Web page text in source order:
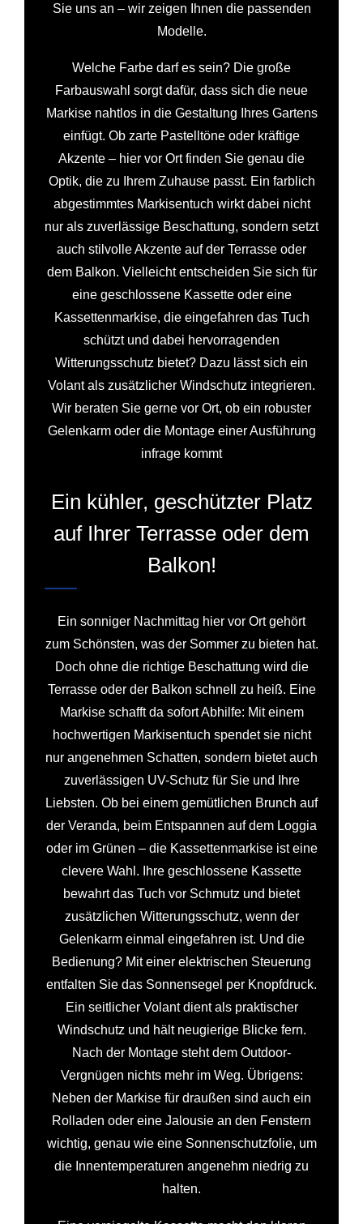
Sie uns an – wir zeigen Ihnen die passenden
Modelle.
Welche Farbe darf es sein? Die große
Farbauswahl sorgt dafür, dass sich die neue
Markise nahtlos in die Gestaltung Ihres Gartens
einfügt. Ob zarte Pastelltöne oder kräftige
Akzente – hier vor Ort finden Sie genau die
Optik, die zu Ihrem Zuhause passt. Ein farblich
abgestimmtes Markisentuch wirkt dabei nicht
nur als zuverlässige Beschattung, sondern setzt
auch stilvolle Akzente auf der Terrasse oder
dem Balkon. Vielleicht entscheiden Sie sich für
eine geschlossene Kassette oder eine
Kassettenmarkise, die eingefahren das Tuch
schützt und dabei hervorragenden
Witterungsschutz bietet? Dazu lässt sich ein
Volant als zusätzlicher Windschutz integrieren.
Wir beraten Sie gerne vor Ort, ob ein robuster
Gelenkarm oder die Montage einer Ausführung
infrage kommt
Ein kühler, geschützter Platz
auf Ihrer Terrasse oder dem
Balkon!
Ein sonniger Nachmittag hier vor Ort gehört
zum Schönsten, was der Sommer zu bieten hat.
Doch ohne die richtige Beschattung wird die
Terrasse oder der Balkon schnell zu heiß. Eine
Markise schafft da sofort Abhilfe: Mit einem
hochwertigen Markisentuch spendet sie nicht
nur angenehmen Schatten, sondern bietet auch
zuverlässigen UV-Schutz für Sie und Ihre
Liebsten. Ob bei einem gemütlichen Brunch auf
der Veranda, beim Entspannen auf dem Loggia
oder im Grünen – die Kassettenmarkise ist eine
clevere Wahl. Ihre geschlossene Kassette
bewahrt das Tuch vor Schmutz und bietet
zusätzlichen Witterungsschutz, wenn der
Gelenkarm einmal eingefahren ist. Und die
Bedienung? Mit einer elektrischen Steuerung
entfalten Sie das Sonnensegel per Knopfdruck.
Ein seitlicher Volant dient als praktischer
Windschutz und hält neugierige Blicke fern.
Nach der Montage steht dem Outdoor-
Vergnügen nichts mehr im Weg. Übrigens:
Neben der Markise für draußen sind auch ein
Rolladen oder eine Jalousie an den Fenstern
wichtig, genau wie eine Sonnenschutzfolie, um
die Innentemperaturen angenehm niedrig zu
halten.